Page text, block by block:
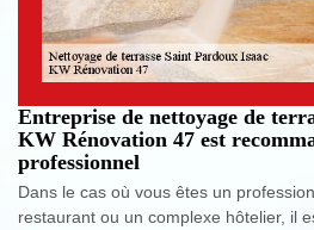
Entreprise de nettoyage de
KW Rénovation 47 est
professionnel
Dans le cas où vous êtes un
restaurant ou un complexe hôtelier, il